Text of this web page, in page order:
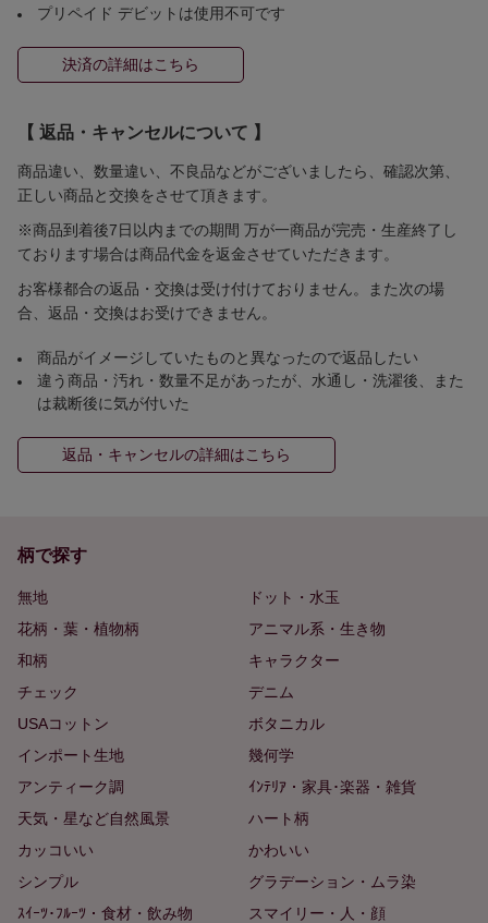
プリペイド デビットは使用不可です
決済の詳細はこちら
【 返品・キャンセルについて 】
商品違い、数量違い、不良品などがございましたら、確認次第、
正しい商品と交換をさせて頂きます。
※商品到着後7日以内までの期間 万が一商品が完売・生産終了し
ております場合は商品代金を返金させていただきます。
お客様都合の返品・交換は受け付けておりません。また次の場
合、返品・交換はお受けできません。
商品がイメージしていたものと異なったので返品したい
違う商品・汚れ・数量不足があったが、水通し・洗濯後、また
は裁断後に気が付いた
返品・キャンセルの詳細はこちら
柄で探す
無地
ドット・水玉
花柄・葉・植物柄
アニマル系・生き物
和柄
キャラクター
チェック
デニム
USAコットン
ボタニカル
インポート生地
幾何学
アンティーク調
ｲﾝﾃﾘｱ・家具･楽器・雑貨
天気・星など自然風景
ハート柄
カッコいい
かわいい
シンプル
グラデーション・ムラ染
ｽｲｰﾂ･ﾌﾙｰﾂ・食材・飲み物
スマイリー・人・顔